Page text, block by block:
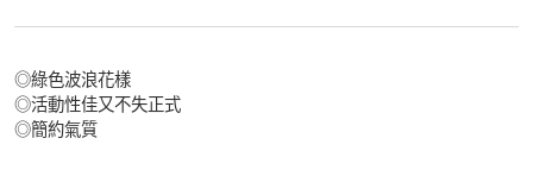
◎綠色波浪花樣
◎活動性佳又不失正式
◎簡約氣質